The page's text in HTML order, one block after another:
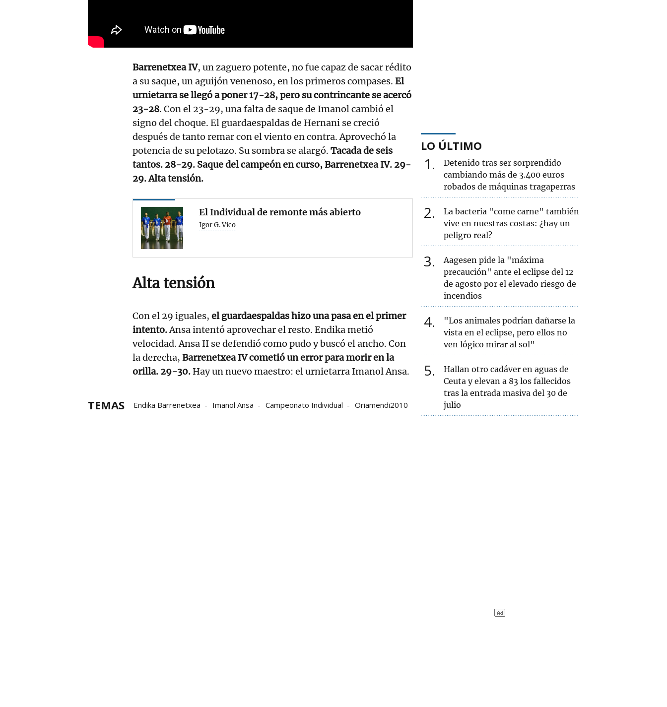
Barrenetxea IV, un zaguero potente, no fue capaz de sacar rédito
a su saque, un aguijón venenoso, en los primeros compases. El
urnietarra se llegó a poner 17-28, pero su contrincante se acercó
23-28. Con el 23-29, una falta de saque de Imanol cambió el
signo del choque. El guardaespaldas de Hernani se creció
después de tanto remar con el viento en contra. Aprovechó la
potencia de su pelotazo. Su sombra se alargó. Tacada de seis
tantos. 28-29. Saque del campeón en curso, Barrenetxea IV. 29-
29. Alta tensión.
El Individual de remonte más abierto
Igor G. Vico
Alta tensión
Con el 29 iguales, el guardaespaldas hizo una pasa en el primer
intento.Ansa intentó aprovechar el resto. Endika metió
velocidad. Ansa II se defendió como pudo y buscó el ancho. Con
la derecha, Barrenetxea IV cometió un error para morir en la
orilla. 29-30. Hay un nuevo maestro: el urnietarra Imanol Ansa.
TEMAS Endika Barrenetxea Imanol Ansa Campeonato Individual Oriamendi2010
LO ÚLTIMO
1
Detenido tras ser sorprendido
cambiando más de 3.400 euros
robados de máquinas tragaperras
2
La bacteria "come carne" también
vive en nuestras costas: ¿hay un
peligro real?
3
Aagesen pide la "máxima
precaución" ante el eclipse del 12
de agosto por el elevado riesgo de
incendios
4
"Los animales podrían dañarse la
vista en el eclipse, pero ellos no
ven lógico mirar al sol"
5
Hallan otro cadáver en aguas de
Ceuta y elevan a 83 los fallecidos
tras la entrada masiva del 30 de
julio